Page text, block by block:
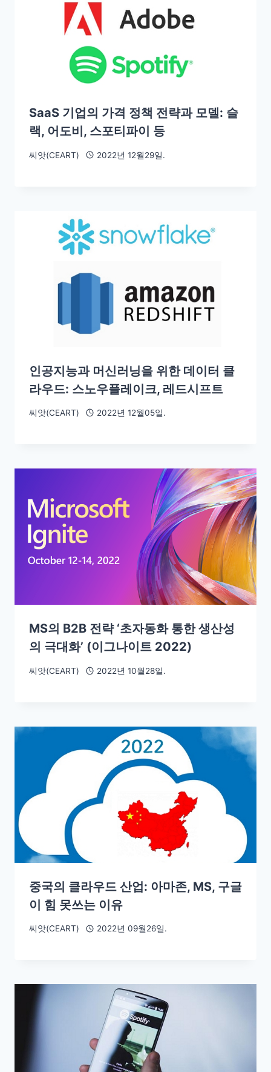
SaaS 기업의 가격 정책 전략과 모델: 슬
랙, 어도비, 스포티파이 등
씨앗(CEART) 2022년 12월29일.
인공지능과 머신러닝을 위한 데이터 클
라우드: 스노우플레이크, 레드시프트
씨앗(CEART) 2022년 12월05일.
MS의 B2B 전략 ‘초자동화 통한 생산성
의 극대화’ (이그나이트 2022)
씨앗(CEART) 2022년 10월28일.
중국의 클라우드 산업: 아마존, MS, 구글
이 힘 못쓰는 이유
씨앗(CEART) 2022년 09월26일.